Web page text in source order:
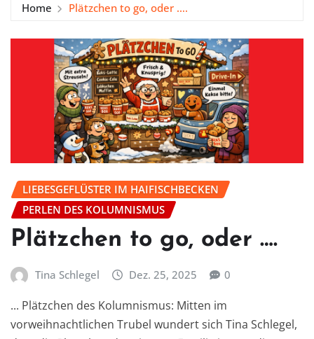
Home Plätzchen to go, oder ….
LIEBESGEFLÜSTER IM HAIFISCHBECKEN
PERLEN DES KOLUMNISMUS
Plätzchen to go, oder ….
Tina Schlegel Dez. 25, 2025 0
... Plätzchen des Kolumnismus: Mitten im
vorweihnachtlichen Trubel wundert sich Tina Schlegel,